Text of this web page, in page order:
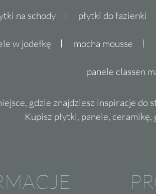
na schody płytki do łazienki
w jodełkę mocha mousse
panele classen
gdzie znajdziesz inspiracje do
Kupisz płytki, panele,